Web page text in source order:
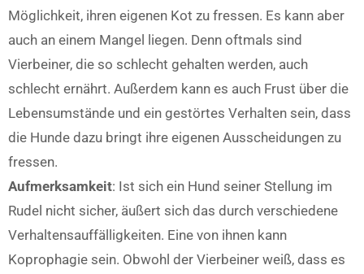
Möglichkeit, ihren eigenen Kot zu fressen. Es kann aber
auch an einem Mangel liegen. Denn oftmals sind
Vierbeiner, die so schlecht gehalten werden, auch
schlecht ernährt. Außerdem kann es auch Frust über die
Lebensumstände und ein gestörtes Verhalten sein, dass
die Hunde dazu bringt ihre eigenen Ausscheidungen zu
fressen.
Aufmerksamkeit: Ist sich ein Hund seiner Stellung im
Rudel nicht sicher, äußert sich das durch verschiedene
Verhaltensauffälligkeiten. Eine von ihnen kann
Koprophagie sein. Obwohl der Vierbeiner weiß, dass es